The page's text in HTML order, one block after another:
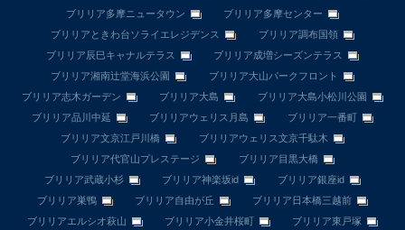
ブリリア多摩ニュータウン
ブリリア多摩センター
ブリリアときわ台ソライエレジデンス
ブリリア調布国領
ブリリア辰巳キャナルテラス
ブリリア成増シーズンテラス
ブリリア湘南辻堂海浜公園
ブリリア大山パークフロント
ブリリア志木ガーデン
ブリリア大島
ブリリア大島小松川公園
ブリリア品川中延
ブリリアウェリス月島
ブリリア一番町
ブリリア文京江戸川橋
ブリリアウェリス文京千駄木
ブリリア代官山プレステージ
ブリリア目黒大橋
ブリリア武蔵小杉
ブリリア神楽坂id
ブリリア銀座id
ブリリア巣鴨
ブリリア自由が丘
ブリリア日本橋三越前
ブリリアエルシオ萩山
ブリリア小金井桜町
ブリリア東戸塚